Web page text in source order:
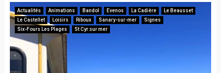
Actualités Animations Bandol Evenos La Cadière
Le Beausset
Le Castellet
Loisirs Riboux Sanary-sur-mer
Signes
Six-Fours Les Plages
St Cyr sur mer